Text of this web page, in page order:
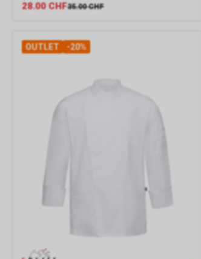
28.00 CHF35.00 CHF
OUTLET -20%